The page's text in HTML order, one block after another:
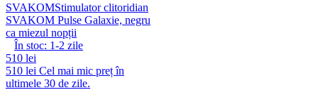
SVAKOMStimulator clitoridian
SVAKOM Pulse Galaxie, negru
ca miezul nopții
În stoc: 1-2 zile
510 lei
510 lei Cel mai mic preț în
ultimele 30 de zile.